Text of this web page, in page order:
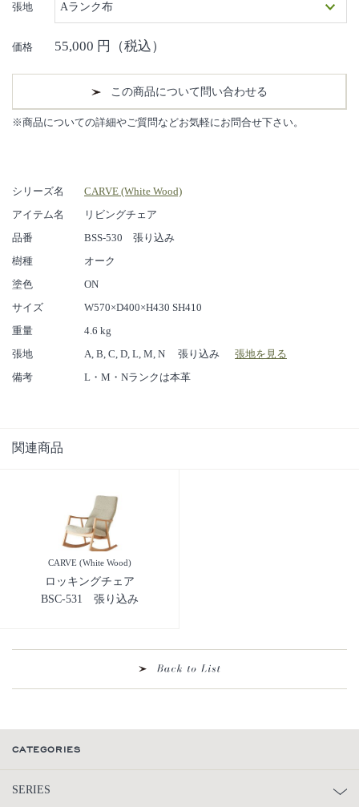
張地 Aランク布
価格 55,000 円（税込）
この商品について問い合わせる
※商品についての詳細やご質問などお気軽にお問合せ下さい。
シリーズ名
CARVE (White Wood)
アイテム名
リビングチェア
品番
BSS-530 張り込み
樹種
オーク
塗色
ON
サイズ
W570×D400×H430 SH410
重量
4.6 kg
張地
A, B, C, D, L, M, N 張り込み
張地を見る
備考
L・M・Nランクは本革
関連商品
CARVE (White Wood)
ロッキングチェア
BSC-531 張り込み
CATEGORIES
SERIES